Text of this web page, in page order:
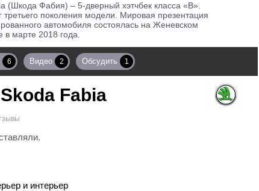
(Шкода Фабия) – 5-дверный хэтчбек класса «B».
третьего поколения модели. Мировая презентация
автомобиля состоялась на Женевском
в марте 2018 года.
6 Видео 2 Обсудить 1
Skoda Fabia
и интерьер